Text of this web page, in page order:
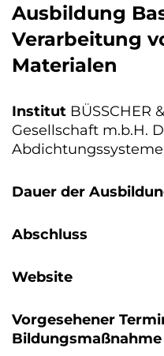
Ausbildung
Verarbeitung
Materialen
Institut BÜSSCHER
Gesellschaft m.b.H.
Abdichtungssysteme
Dauer der
Abschluss
Website
Vorgesehener
Bildungsmaßnahme